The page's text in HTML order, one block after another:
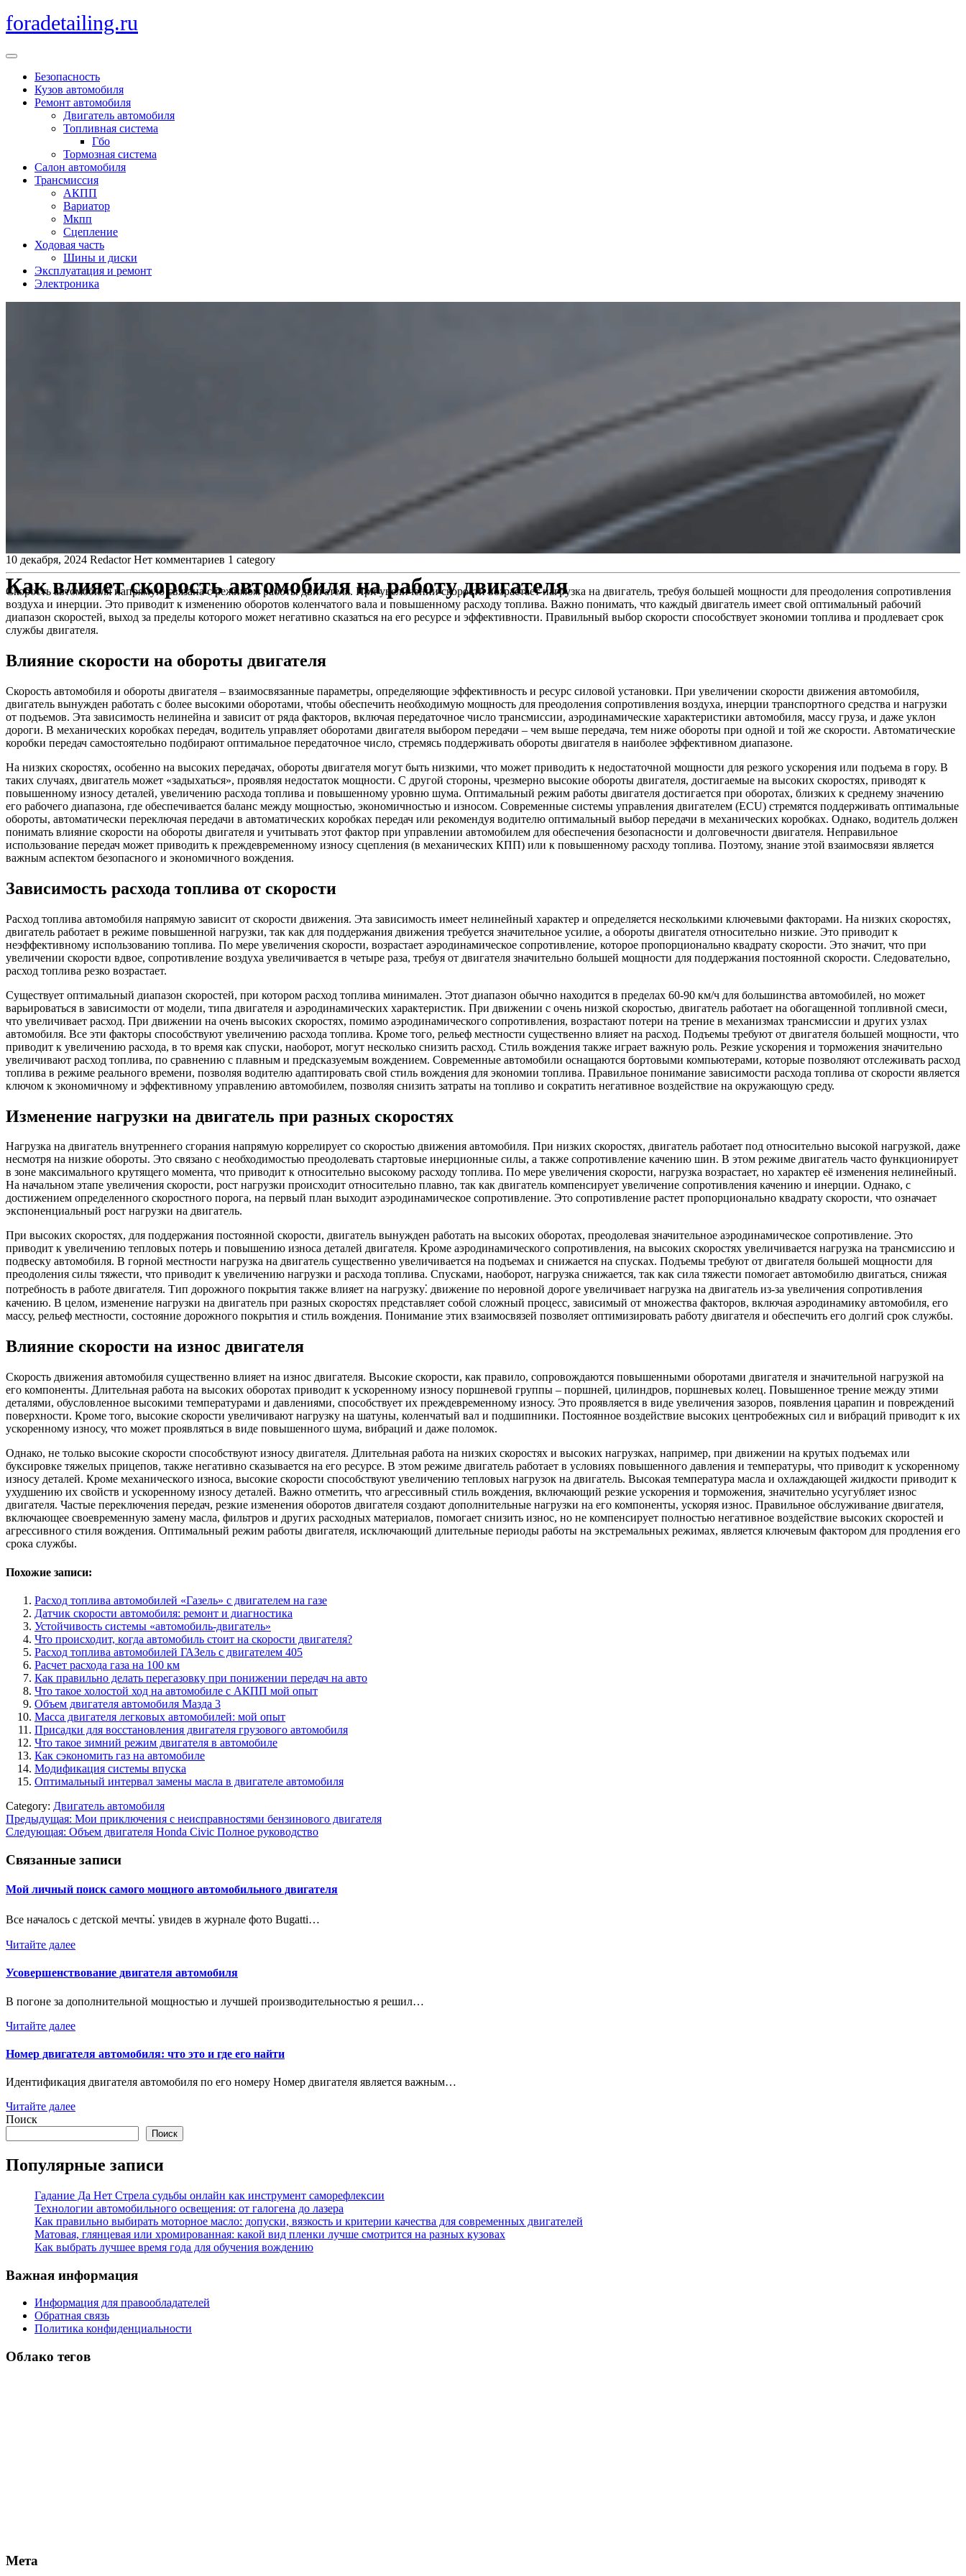
Перейти
к
foradetailing.ru
Кнопка
ОткрытьБезопасность
Кузов автомобиля
Ремонт автомобиля
Двигатель автомобиля
Топливная система
Гбо
Тормозная система
Салон автомобиля
Трансмиссия
АКПП
Вариатор
Мкпп
Сцепление
Ходовая часть
Шины и диски
Эксплуатация и ремонт
Электроника
Как влияет скорость автомобиля на работу двигателя
10 декабря, 2024 Redactor Нет комментариев 1 category
Скорость автомобиля напрямую связана с режимом работы двигателя. При увеличении скорости возрастает нагрузка на двигатель, требуя большей мощности для преодоления сопротивления
воздуха и инерции. Это приводит к изменению оборотов коленчатого вала и повышенному расходу топлива. Важно понимать, что каждый двигатель имеет свой оптимальный рабочий
диапазон скоростей, выход за пределы которого может негативно сказаться на его ресурсе и эффективности. Правильный выбор скорости способствует экономии топлива и продлевает срок
службы двигателя.
Влияние скорости на обороты двигателя
Скорость автомобиля и обороты двигателя – взаимосвязанные параметры, определяющие эффективность и ресурс силовой установки. При увеличении скорости движения автомобиля,
двигатель вынужден работать с более высокими оборотами, чтобы обеспечить необходимую мощность для преодоления сопротивления воздуха, инерции транспортного средства и нагрузки
от подъемов. Эта зависимость нелинейна и зависит от ряда факторов, включая передаточное число трансмиссии, аэродинамические характеристики автомобиля, массу груза, и даже уклон
дороги. В механических коробках передач, водитель управляет оборотами двигателя выбором передачи – чем выше передача, тем ниже обороты при одной и той же скорости. Автоматические
коробки передач самостоятельно подбирают оптимальное передаточное число, стремясь поддерживать обороты двигателя в наиболее эффективном диапазоне.
На низких скоростях, особенно на высоких передачах, обороты двигателя могут быть низкими, что может приводить к недостаточной мощности для резкого ускорения или подъема в гору. В
таких случаях, двигатель может «задыхаться», проявляя недостаток мощности. С другой стороны, чрезмерно высокие обороты двигателя, достигаемые на высоких скоростях, приводят к
повышенному износу деталей, увеличению расхода топлива и повышенному уровню шума. Оптимальный режим работы двигателя достигается при оборотах, близких к среднему значению
его рабочего диапазона, где обеспечивается баланс между мощностью, экономичностью и износом. Современные системы управления двигателем (ECU) стремятся поддерживать оптимальные
обороты, автоматически переключая передачи в автоматических коробках передач или рекомендуя водителю оптимальный выбор передачи в механических коробках. Однако, водитель должен
понимать влияние скорости на обороты двигателя и учитывать этот фактор при управлении автомобилем для обеспечения безопасности и долговечности двигателя. Неправильное
использование передач может приводить к преждевременному износу сцепления (в механических КПП) или к повышенному расходу топлива. Поэтому, знание этой взаимосвязи является
важным аспектом безопасного и экономичного вождения.
Зависимость расхода топлива от скорости
Расход топлива автомобиля напрямую зависит от скорости движения. Эта зависимость имеет нелинейный характер и определяется несколькими ключевыми факторами. На низких скоростях,
двигатель работает в режиме повышенной нагрузки, так как для поддержания движения требуется значительное усилие, а обороты двигателя относительно низкие. Это приводит к
неэффективному использованию топлива. По мере увеличения скорости, возрастает аэродинамическое сопротивление, которое пропорционально квадрату скорости. Это значит, что при
увеличении скорости вдвое, сопротивление воздуха увеличивается в четыре раза, требуя от двигателя значительно большей мощности для поддержания постоянной скорости. Следовательно,
расход топлива резко возрастает.
Существует оптимальный диапазон скоростей, при котором расход топлива минимален. Этот диапазон обычно находится в пределах 60-90 км/ч для большинства автомобилей, но может
варьироваться в зависимости от модели, типа двигателя и аэродинамических характеристик. При движении с очень низкой скоростью, двигатель работает на обогащенной топливной смеси,
что увеличивает расход. При движении на очень высоких скоростях, помимо аэродинамического сопротивления, возрастают потери на трение в механизмах трансмиссии и других узлах
автомобиля. Все эти факторы способствуют увеличению расхода топлива. Кроме того, рельеф местности существенно влияет на расход. Подъемы требуют от двигателя большей мощности, что
приводит к увеличению расхода, в то время как спуски, наоборот, могут несколько снизить расход. Стиль вождения также играет важную роль. Резкие ускорения и торможения значительно
увеличивают расход топлива, по сравнению с плавным и предсказуемым вождением. Современные автомобили оснащаются бортовыми компьютерами, которые позволяют отслеживать расход
топлива в режиме реального времени, позволяя водителю адаптировать свой стиль вождения для экономии топлива. Правильное понимание зависимости расхода топлива от скорости является
ключом к экономичному и эффективному управлению автомобилем, позволяя снизить затраты на топливо и сократить негативное воздействие на окружающую среду.
Изменение нагрузки на двигатель при разных скоростях
Нагрузка на двигатель внутреннего сгорания напрямую коррелирует со скоростью движения автомобиля. При низких скоростях, двигатель работает под относительно высокой нагрузкой, даже
несмотря на низкие обороты. Это связано с необходимостью преодолевать стартовые инерционные силы, а также сопротивление качению шин. В этом режиме двигатель часто функционирует
в зоне максимального крутящего момента, что приводит к относительно высокому расходу топлива. По мере увеличения скорости, нагрузка возрастает, но характер её изменения нелинейный.
На начальном этапе увеличения скорости, рост нагрузки происходит относительно плавно, так как двигатель компенсирует увеличение сопротивления качению и инерции. Однако, с
достижением определенного скоростного порога, на первый план выходит аэродинамическое сопротивление. Это сопротивление растет пропорционально квадрату скорости, что означает
экспоненциальный рост нагрузки на двигатель.
При высоких скоростях, для поддержания постоянной скорости, двигатель вынужден работать на высоких оборотах, преодолевая значительное аэродинамическое сопротивление. Это
приводит к увеличению тепловых потерь и повышению износа деталей двигателя. Кроме аэродинамического сопротивления, на высоких скоростях увеличивается нагрузка на трансмиссию и
подвеску автомобиля. В горной местности нагрузка на двигатель существенно увеличивается на подъемах и снижается на спусках. Подъемы требуют от двигателя большей мощности для
преодоления силы тяжести, что приводит к увеличению нагрузки и расхода топлива. Спусками, наоборот, нагрузка снижается, так как сила тяжести помогает автомобилю двигаться, снижая
потребность в работе двигателя. Тип дорожного покрытия также влияет на нагрузку⁚ движение по неровной дороге увеличивает нагрузка на двигатель из-за увеличения сопротивления
качению. В целом, изменение нагрузки на двигатель при разных скоростях представляет собой сложный процесс, зависимый от множества факторов, включая аэродинамику автомобиля, его
массу, рельеф местности, состояние дорожного покрытия и стиль вождения. Понимание этих взаимосвязей позволяет оптимизировать работу двигателя и обеспечить его долгий срок службы.
Влияние скорости на износ двигателя
Скорость движения автомобиля существенно влияет на износ двигателя. Высокие скорости, как правило, сопровождаются повышенными оборотами двигателя и значительной нагрузкой на
его компоненты. Длительная работа на высоких оборотах приводит к ускоренному износу поршневой группы – поршней, цилиндров, поршневых колец. Повышенное трение между этими
деталями, обусловленное высокими температурами и давлениями, способствует их преждевременному износу. Это проявляется в виде увеличения зазоров, появления царапин и повреждений
поверхности. Кроме того, высокие скорости увеличивают нагрузку на шатуны, коленчатый вал и подшипники. Постоянное воздействие высоких центробежных сил и вибраций приводит к их
ускоренному износу, что может проявляться в виде повышенного шума, вибраций и даже поломок.
Однако, не только высокие скорости способствуют износу двигателя. Длительная работа на низких скоростях и высоких нагрузках, например, при движении на крутых подъемах или
буксировке тяжелых прицепов, также негативно сказывается на его ресурсе. В этом режиме двигатель работает в условиях повышенного давления и температуры, что приводит к ускоренному
износу деталей. Кроме механического износа, высокие скорости способствуют увеличению тепловых нагрузок на двигатель. Высокая температура масла и охлаждающей жидкости приводит к
ухудшению их свойств и ускоренному износу деталей. Важно отметить, что агрессивный стиль вождения, включающий резкие ускорения и торможения, значительно усугубляет износ
двигателя. Частые переключения передач, резкие изменения оборотов двигателя создают дополнительные нагрузки на его компоненты, ускоряя износ. Правильное обслуживание двигателя,
включающее своевременную замену масла, фильтров и других расходных материалов, помогает снизить износ, но не компенсирует полностью негативное воздействие высоких скоростей и
агрессивного стиля вождения. Оптимальный режим работы двигателя, исключающий длительные периоды работы на экстремальных режимах, является ключевым фактором для продления его
срока службы.
Похожие записи:
Расход топлива автомобилей «Газель» с двигателем на газе
Датчик скорости автомобиля: ремонт и диагностика
Устойчивость системы «автомобиль-двигатель»
Что происходит, когда автомобиль стоит на скорости двигателя?
Расход топлива автомобилей ГАЗель с двигателем 405
Расчет расхода газа на 100 км
Как правильно делать перегазовку при понижении передач на авто
Что такое холостой ход на автомобиле с АКПП мой опыт
Объем двигателя автомобиля Мазда 3
Масса двигателя легковых автомобилей: мой опыт
Присадки для восстановления двигателя грузового автомобиля
Что такое зимний режим двигателя в автомобиле
Как сэкономить газ на автомобиле
Модификация системы впуска
Оптимальный интервал замены масла в двигателе автомобиля
Category: Двигатель автомобиля
Навигация
по
записям
Предыдущая: Мои приключения с неисправностями бензинового двигателя
Следующая: Объем двигателя Honda Civic Полное руководство
Связанные записи
Мой личный поиск самого мощного автомобильного двигателя
Все началось с детской мечты⁚ увидев в журнале фото Bugatti…
Читайте далее
Усовершенствование двигателя автомобиля
В погоне за дополнительной мощностью и лучшей производительностью я решил…
Читайте далее
Номер двигателя автомобиля: что это и где его найти
Идентификация двигателя автомобиля по его номеру Номер двигателя является важным…
Читайте далее
Поиск
Поиск
Популярные записи
Гадание Да Нет Стрела судьбы онлайн как инструмент саморефлексии
Технологии автомобильного освещения: от галогена до лазера
Как правильно выбирать моторное масло: допуски, вязкость и критерии качества для современных двигателей
Матовая, глянцевая или хромированная: какой вид пленки лучше смотрится на разных кузовах
Как выбрать лучшее время года для обучения вождению
Важная информация
Информация для правообладателей
Обратная связь
Политика конфиденциальности
Облако тегов
Мета